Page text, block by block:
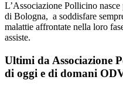
L’Associazione Pollicino
di Bologna, a soddisfare
malattie affrontate nella loro
assiste.
Ultimi da Associazione
di oggi e di domani